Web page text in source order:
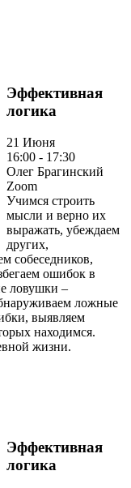
Эффективная
логика
21 Июня
16:00 - 17:30
Олег Брагинский
Zoom
Учимся строить
мысли и верно их
выражать, убеждаем
других,
собеседников,
ошибок в
ловушки –
ложные
выявляем
находимся.
жизни.
Эффективная
логика